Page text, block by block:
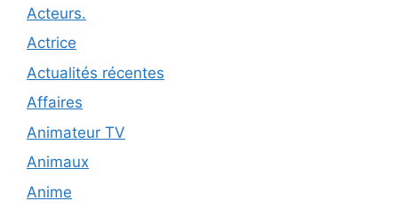
Acteurs.
Actrice
Actualités récentes
Affaires
Animateur TV
Animaux
Anime